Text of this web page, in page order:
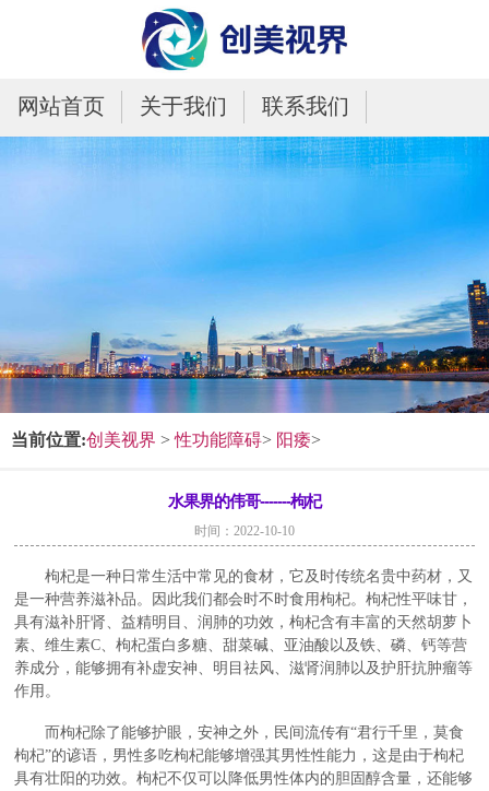
网站首页 关于我们 联系我们
当前位置:创美视界 >性功能障碍> 阳痿>
水果界的伟哥-------枸杞
时间：2022-10-10
枸杞是一种日常生活中常见的食材，它及时传统名贵中药材，又
是一种营养滋补品。因此我们都会时不时食用枸杞。枸杞性平味甘，
具有滋补肝肾、益精明目、润肺的功效，枸杞含有丰富的天然胡萝卜
素、维生素C、枸杞蛋白多糖、甜菜碱、亚油酸以及铁、磷、钙等营
养成分，能够拥有补虚安神、明目祛风、滋肾润肺以及护肝抗肿瘤等
作用。
而枸杞除了能够护眼，安神之外，民间流传有“君行千里，莫食
枸杞”的谚语，男性多吃枸杞能够增强其男性性能力，这是由于枸杞
具有壮阳的功效。枸杞不仅可以降低男性体内的胆固醇含量，还能够